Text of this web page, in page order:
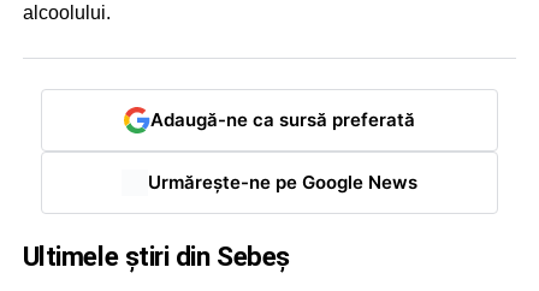
alcoolului.
Adaugă-ne ca sursă preferată
Urmărește-ne pe Google News
Ultimele știri din Sebeș